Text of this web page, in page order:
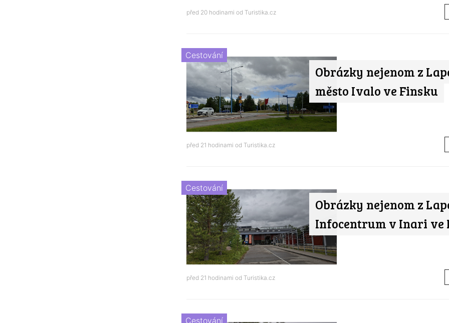
před 20 hodinami od Turistika.cz
Obrázky nejenom z
město Ivalo ve Finsku
Cestování
před 21 hodinami od Turistika.cz
Obrázky nejenom z
Infocentrum v Inari ve
Cestování
před 21 hodinami od Turistika.cz
Cestování